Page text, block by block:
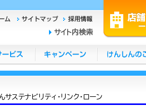
サイト内検索
サステナビリティ・リンク・ローン